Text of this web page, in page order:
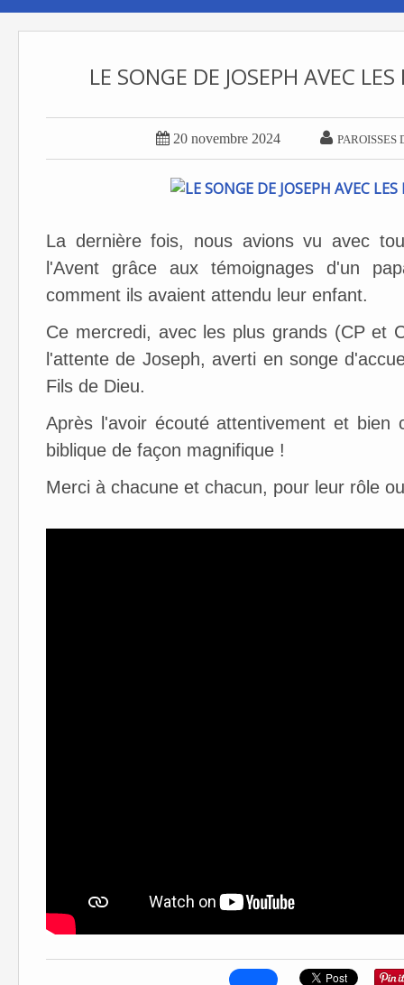
LE SONGE DE JOSEPH AVEC
 20 novembre 2024  PAROISSES
La dernière fois, nous avions vu avec
l'Avent grâce aux témoignages d'un
comment ils avaient attendu leur enfant.
Ce mercredi, avec les plus grands (CP et
l'attente de Joseph, averti en songe
Fils de Dieu.
Après l'avoir écouté attentivement et
biblique de façon magnifique !
Merci à chacune et chacun, pour leur rôle